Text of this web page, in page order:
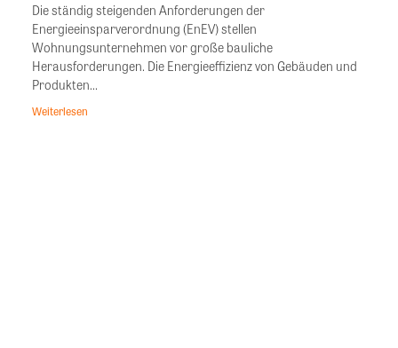
Die ständig steigenden Anforderungen der
Energieeinsparverordnung (EnEV) stellen
Wohnungsunternehmen vor große bauliche
Herausforderungen. Die Energieeffizienz von Gebäuden und
Produkten...
Weiterlesen